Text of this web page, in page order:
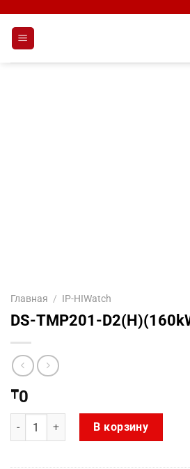
content
Главная / IP-HIWatch
DS-TMP201-
₸0
Количество товара DS-TMP201-
В корзину